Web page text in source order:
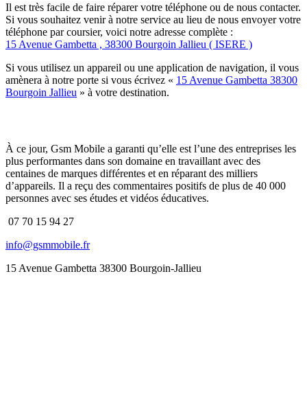
Il est très facile de faire réparer votre téléphone ou de nous contacter.
Si vous souhaitez venir à notre service au lieu de nous envoyer votre
téléphone par coursier, voici notre adresse complète :
15 Avenue Gambetta , 38300 Bourgoin Jallieu ( ISERE )
Si vous utilisez un appareil ou une application de navigation, il vous
amènera à notre porte si vous écrivez « 15 Avenue Gambetta 38300
Bourgoin Jallieu » à votre destination.
À ce jour, Gsm Mobile a garanti qu’elle est l’une des entreprises les
plus performantes dans son domaine en travaillant avec des
centaines de marques différentes et en réparant des milliers
d’appareils. Il a reçu des commentaires positifs de plus de 40 000
personnes avec ses études et vidéos éducatives.
07 70 15 94 27
info@gsmmobile.fr
15 Avenue Gambetta 38300 Bourgoin-Jallieu